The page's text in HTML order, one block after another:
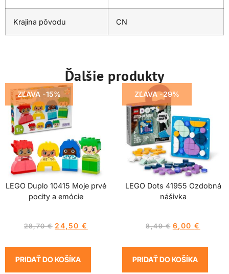
Krajina pôvodu CN
Ďalšie produkty
ZĽAVA -15%
LEGO Duplo 10415 Moje prvé
pocity a emócie
28,70€ 24,50€
PRIDAŤ DO KOŠÍKA
ZĽAVA -29%
LEGO Dots 41955 Ozdobná
nášivka
8,49€ 6,00€
PRIDAŤ DO KOŠÍKA